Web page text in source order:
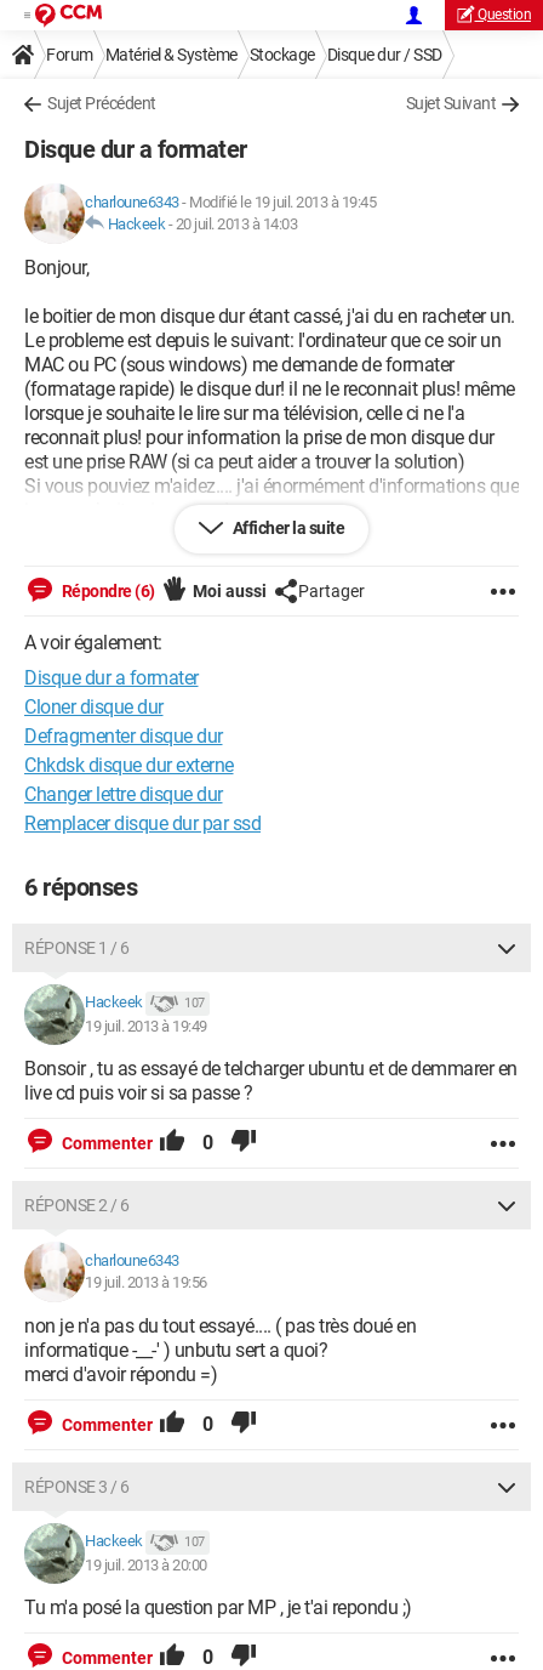
Question
Forum Matériel & Système Stockage Disque dur / SSD
Sujet Précédent Sujet Suivant
Disque dur a formater
charloune6343- Modifié le 19 juil. 2013 à 19:45
Hackeek-20 juil. 2013 à 14:03
Bonjour,
le boitier de mon disque dur étant cassé, j'ai du en racheter un.
Le probleme est depuis le suivant: l'ordinateur que ce soir un
MAC ou PC (sous windows) me demande de formater
(formatage rapide) le disque dur! il ne le reconnait plus! même
lorsque je souhaite le lire sur ma télévision, celle ci ne l'a
reconnait plus! pour information la prise de mon disque dur
est une prise RAW (si ca peut aider a trouver la solution)
Si vous pouviez m'aidez.... j'ai énormément d'informations que
je ne souhaiterai pas perdre....
Afficher la suite
Répondre (6) Moi aussi Partager
A voir également:
Disque dur a formater
Cloner disque dur
Defragmenter disque dur
Chkdsk disque dur externe
Changer lettre disque dur
Remplacer disque dur par ssd
6 réponses
RÉPONSE 1 / 6
Hackeek 107
19 juil. 2013 à 19:49
Bonsoir , tu as essayé de telcharger ubuntu et de demmarer en
live cd puis voir si sa passe ?
Commenter 0
RÉPONSE 2 / 6
charloune6343
19 juil. 2013 à 19:56
non je n'a pas du tout essayé.... ( pas très doué en
informatique -__-' ) unbutu sert a quoi?
merci d'avoir répondu =)
Commenter 0
RÉPONSE 3 / 6
Hackeek 107
19 juil. 2013 à 20:00
Tu m'a posé la question par MP , je t'ai repondu ;)
Commenter 0